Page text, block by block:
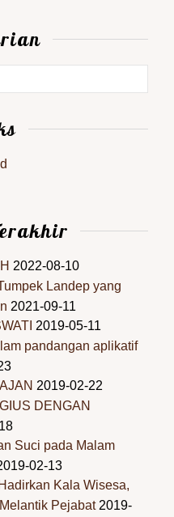
2022-08-10
Landep yang
2021-09-11
2019-05-11
pandangan aplikatif
2019-02-22
DENGAN
Suci pada Malam
02-13
Kala Wisesa,
Pejabat 2019-